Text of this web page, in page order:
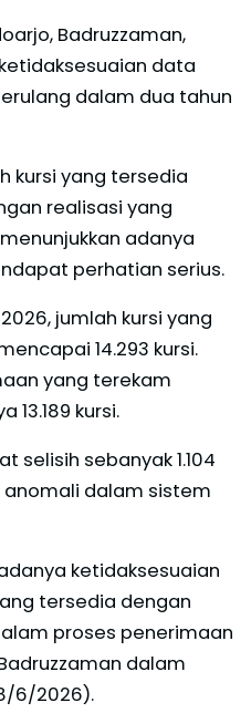
Badruzzaman,
data
dalam dua tahun
kursi yang tersedia
realisasi yang
adanya
perhatian serius.
jumlah kursi yang
14.293 kursi.
yang terekam
13.189 kursi.
selisih sebanyak 1.104
anomali dalam sistem
ketidaksesuaian
tersedia dengan
proses penerimaan
dalam
6/2026).